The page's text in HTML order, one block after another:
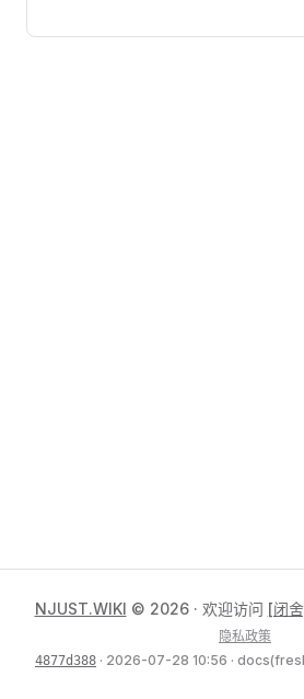
NJUST.WIKI © 2026 · 欢迎访问 [闭
隐私政策
4877d388 · 2026-07-28 10:56 ·